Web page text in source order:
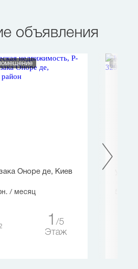
объявления
Оноре де, Киев
/ месяц
2 1
5
Этаж